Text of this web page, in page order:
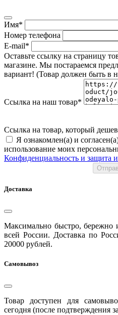
Имя*
Номер телефона
E-mail*
Оставьте ссылку на страницу
магазине. Мы постараемся
вариант! (Товар должен быть в
Ссылка на наш товар*
Ссылка на товар, который
Я ознакомлен(а) и
использование моих
Конфиденциальность и защита
Доставка
Максимально быстро, бережно
всей России. Доставка по
20000 рублей.
Самовывоз
Товар доступен для
сегодня (после подтверждения